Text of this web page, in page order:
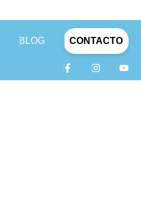
BLOG CONTACTO